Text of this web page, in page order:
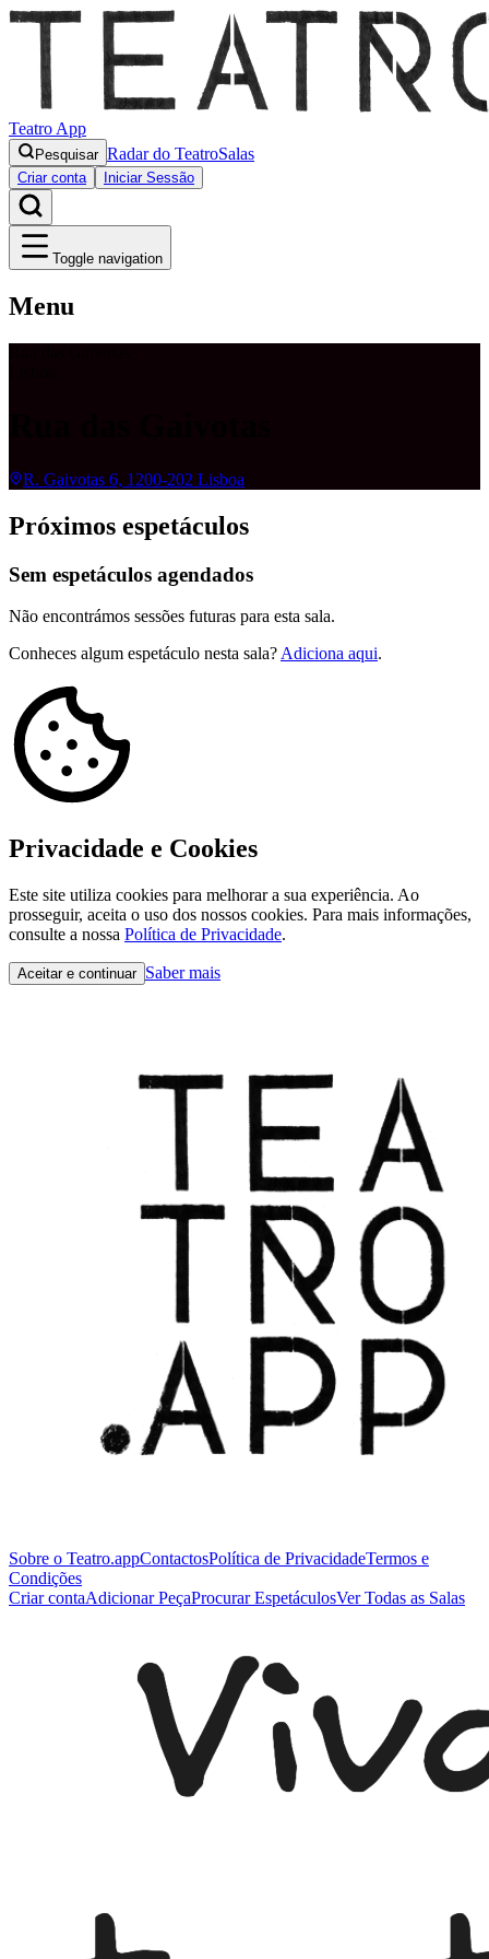
Teatro App
Pesquisar Radar do TeatroSalas
Criar conta Iniciar Sessão
Toggle navigation
Menu
R. Gaivotas 6, 1200-202 Lisboa
Próximos espetáculos
Sem espetáculos agendados
Não encontrámos sessões futuras para esta sala.
Conheces algum espetáculo nesta sala? Adiciona aqui.
Privacidade e Cookies
Este site utiliza cookies para melhorar a sua experiência. Ao
prosseguir, aceita o uso dos nossos cookies. Para mais informações,
consulte a nossa Política de Privacidade.
Aceitar e continuar Saber mais
Sobre o Teatro.appContactosPolítica de PrivacidadeTermos e
Condições
Criar contaAdicionar PeçaProcurar EspetáculosVer Todas as Salas